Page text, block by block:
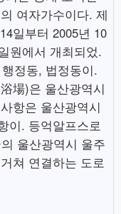
여자가수이다. 제
일부터 2005년 10
원에서 개최되었.
정동, 법정동이.
場)은 울산광역시
항은 울산광역시
이. 등억알프스로
울산광역시 울주
쳐 연결하는 도로